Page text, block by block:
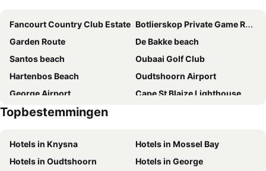
Fancourt Country Club Estate Botlierskop Private Game Reserve
Garden Route
De Bakke beach
Santos beach
Oubaai Golf Club
Hartenbos Beach
Oudtshoorn Airport
George Airport
Cape St Blaize Lighthouse
Topbestemmingen
Hotels in Knysna
Hotels in Mossel Bay
Hotels in Oudtshoorn
Hotels in George